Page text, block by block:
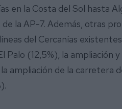
en la Costa del Sol hasta
la AP-7. Además, otras
del Cercanías
Palo (12,5%), la ampliación
ampliación de la carretera